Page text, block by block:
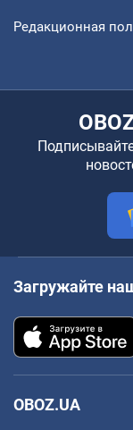
Редакционная
Загружайте
OBOZ.UA